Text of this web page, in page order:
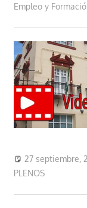
Empleo y
27 septiembre,
PLENOS